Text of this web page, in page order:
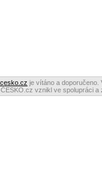
je vítáno a doporučeno.
vznikl ve spolupráci